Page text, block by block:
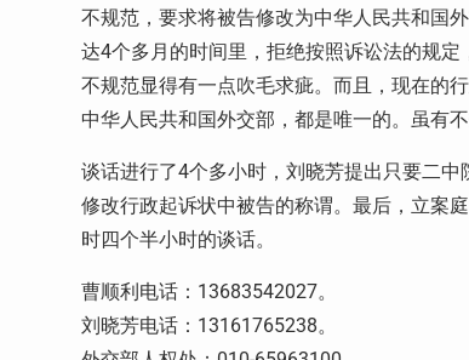
不规范，要求将被告修改为中华人民共和国
达4个多月的时间里，拒绝按照诉讼法的规
不规范显得有一点吹毛求疵。而且，现在的
中华人民共和国外交部，都是唯一的。虽有
谈话进行了4个多小时，刘晓芳提出只要二
修改行政起诉状中被告的称谓。最后，立案
时四个半小时的谈话。
曹顺利电话：13683542027。
刘晓芳电话：13161765238。